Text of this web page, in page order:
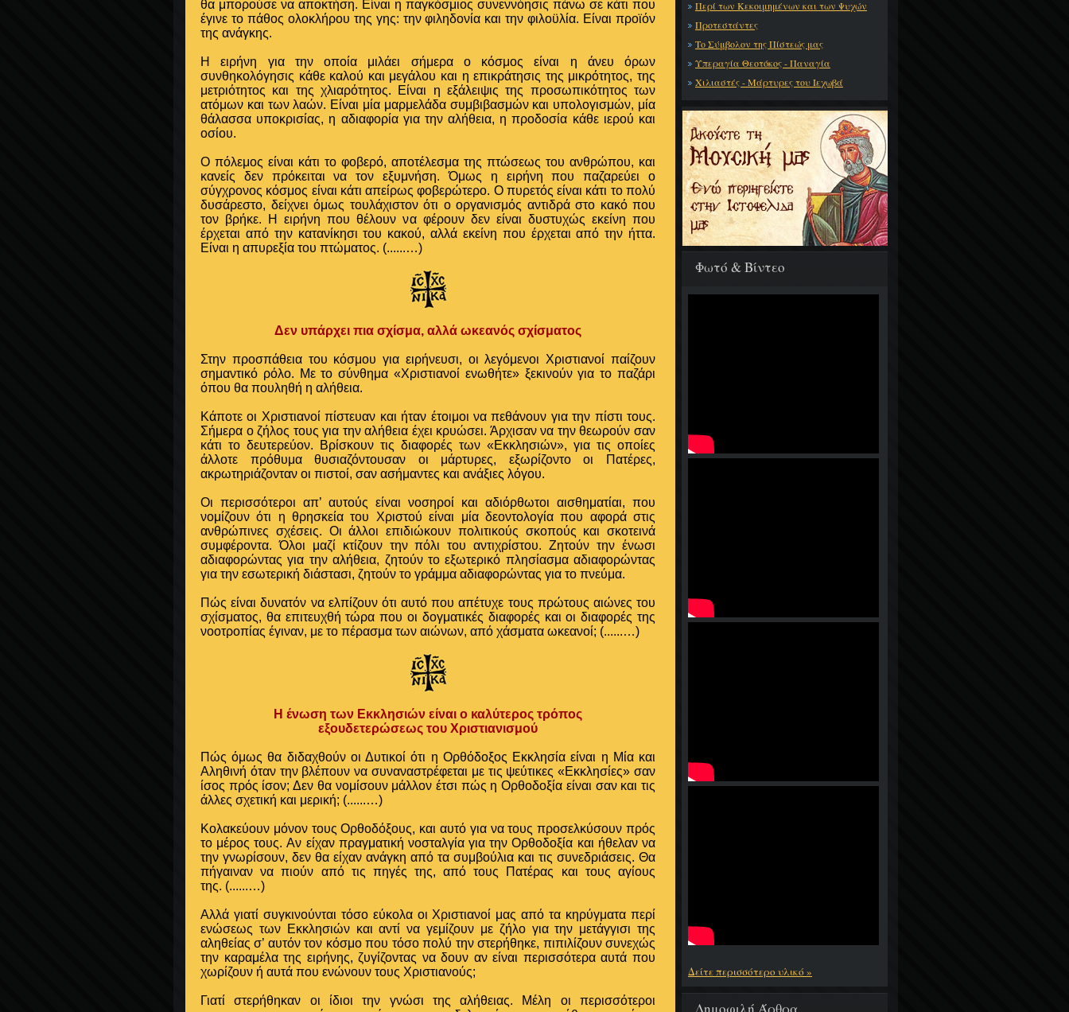
Περί των Κεκοιμημένων και των Ψυχών
Προτεστάντες
Το Σύμβολον της Πίστεώς μας
Υπεραγία Θεοτόκος - Παναγία
Χιλιαστές - Μάρτυρες του Ιεχωβά
Φωτό & Βίντεο
Δείτε περισσότερο υλικό »
θα μπορούσε να αποκτήση. Είναι η παγκόσμιος συνεννόησις πάνω σε κάτι που
έγινε το πάθος ολοκλήρου της γης: την φιληδονία και την φιλοϋλία. Είναι προϊόν
της ανάγκης.
Η ειρήνη για την οποία μιλάει σήμερα ο κόσμος είναι η άνευ όρων
συνθηκολόγησις κάθε καλού και μεγάλου και η επικράτησις της μικρότητος, της
μετριότητος και της χλιαρότητος. Είναι η εξάλειψις της προσωπικότητος των
ατόμων και των λαών. Είναι μία μαρμελάδα συμβιβασμών και υπολογισμών, μία
θάλασσα υποκρισίας, η αδιαφορία για την αλήθεια, η προδοσία κάθε ιερού και
οσίου.
Ο πόλεμος είναι κάτι το φοβερό, αποτέλεσμα της πτώσεως του ανθρώπου, και
κανείς δεν πρόκειται να τον εξυμνήση. Όμως η ειρήνη που παζαρεύει ο
σύγχρονος κόσμος είναι κάτι απείρως φοβερώτερο. Ο πυρετός είναι κάτι το πολύ
δυσάρεστο, δείχνει όμως τουλάχιστον ότι ο οργανισμός αντιδρά στο κακό που
τον βρήκε. Η ειρήνη που θέλουν να φέρουν δεν είναι δυστυχώς εκείνη που
έρχεται από την κατανίκησι του κακού, αλλά εκείνη που έρχεται από την ήττα.
Είναι η απυρεξία του πτώματος. (......…)
Δεν υπάρχει πια σχίσμα, αλλά ωκεανός σχίσματος
Στην προσπάθεια του κόσμου για ειρήνευσι, οι λεγόμενοι Χριστιανοί παίζουν
σημαντικό ρόλο. Με το σύνθημα «Χριστιανοί ενωθήτε» ξεκινούν για το παζάρι
όπου θα πουληθή η αλήθεια.
Κάποτε οι Χριστιανοί πίστευαν και ήταν έτοιμοι να πεθάνουν για την πίστι τους.
Σήμερα ο ζήλος τους για την αλήθεια έχει κρυώσει. Άρχισαν να την θεωρούν σαν
κάτι το δευτερεύον. Βρίσκουν τις διαφορές των «Εκκλησιών», για τις οποίες
άλλοτε πρόθυμα θυσιαζόντουσαν οι μάρτυρες, εξωρίζοντο οι Πατέρες,
ακρωτηριάζονταν οι πιστοί, σαν ασήμαντες και ανάξιες λόγου.
Οι περισσότεροι απ’ αυτούς είναι νοσηροί και αδιόρθωτοι αισθηματίαι, που
νομίζουν ότι η θρησκεία του Χριστού είναι μία δεοντολογία που αφορά στις
ανθρώπινες σχέσεις. Οι άλλοι επιδιώκουν πολιτικούς σκοπούς και σκοτεινά
συμφέροντα. Όλοι μαζί κτίζουν την πόλι του αντιχρίστου. Ζητούν την ένωσι
αδιαφορώντας για την αλήθεια, ζητούν το εξωτερικό πλησίασμα αδιαφορώντας
για την εσωτερική διάστασι, ζητούν το γράμμα αδιαφορώντας για το πνεύμα.
Πώς είναι δυνατόν να ελπίζουν ότι αυτό που απέτυχε τους πρώτους αιώνες του
σχίσματος, θα επιτευχθή τώρα που οι δογματικές διαφορές και οι διαφορές της
νοοτροπίας έγιναν, με το πέρασμα των αιώνων, από χάσματα ωκεανοί; (......…)
Η ένωση των Εκκλησιών είναι ο καλύτερος τρόπος
εξουδετερώσεως του Χριστιανισμού
Πώς όμως θα διδαχθούν οι Δυτικοί ότι η Ορθόδοξος Εκκλησία είναι η Μία και
Αληθινή όταν την βλέπουν να συναναστρέφεται με τις ψεύτικες «Εκκλησίες» σαν
ίσος πρός ίσον; Δεν θα νομίσουν μάλλον έτσι πώς η Ορθοδοξία είναι σαν και τις
άλλες σχετική και μερική; (......…)
Κολακεύουν μόνον τους Ορθοδόξους, και αυτό για να τους προσελκύσουν πρός
το μέρος τους. Αν είχαν πραγματική νοσταλγία για την Ορθοδοξία και ήθελαν να
την γνωρίσουν, δεν θα είχαν ανάγκη από τα συμβούλια και τις συνεδριάσεις. Θα
πήγαιναν να πιούν από τις πηγές της, από τους Πατέρας και τους αγίους
της. (......…)
Αλλά γιατί συγκινούνται τόσο εύκολα οι Χριστιανοί μας από τα κηρύγματα περί
ενώσεως των Εκκλησιών και αντί να γεμίζουν με ζήλο για την μετάγγισι της
αληθείας σ’ αυτόν τον κόσμο που τόσο πολύ την στερήθηκε, πιπιλίζουν συνεχώς
την καραμέλα της ειρήνης, ζυγίζοντας να δουν αν είναι περισσότερα αυτά που
χωρίζουν ή αυτά που ενώνουν τους Χριστιανούς;
Γιατί στερήθηκαν οι ίδιοι την γνώσι της αλήθειας. Μέλη οι περισσότεροι